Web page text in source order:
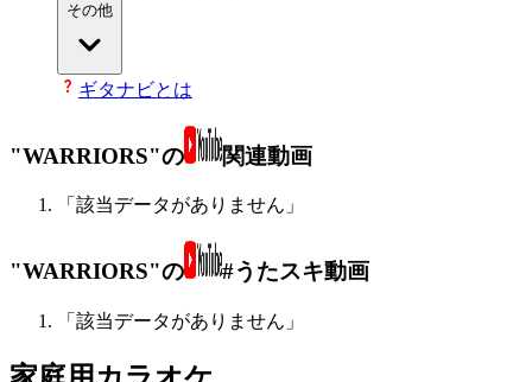
その他
ギタナビとは
"WARRIORS"の 関連動画
「該当データがありません」
"WARRIORS"の #うたスキ動画
「該当データがありません」